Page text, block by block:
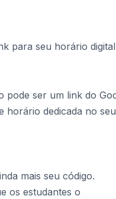
para seu horário
pode ser um link do
horário dedicada no seu
mais seu código.
os estudantes o